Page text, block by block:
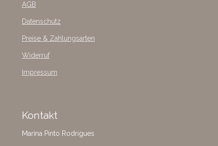
AGB
Datenschutz
Preise & Zahlungsarten
Widerruf
Impressum
Kontakt
Marina Pinto Rodrigues